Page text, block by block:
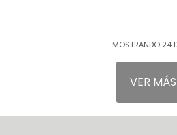
MOSTRANDO 24
VER MÁS